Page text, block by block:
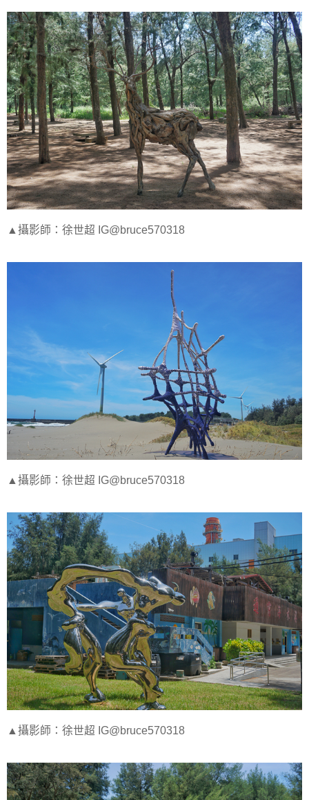
▲攝影師：徐世超 IG@bruce570318
▲攝影師：徐世超 IG@bruce570318
▲攝影師：徐世超 IG@bruce570318